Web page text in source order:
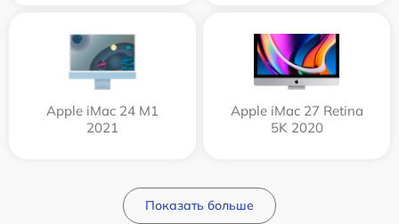
Apple iMac 24 M1
2021
Apple iMac 27 Retina
5K 2020
Показать больше